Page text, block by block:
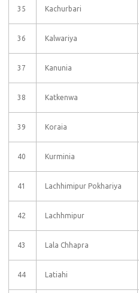
35 Kachurbari
36 Kalwariya
37 Kanunia
38 Katkenwa
39 Koraia
40 Kurminia
41 Lachhimipur Pokhariya
42 Lachhmipur
43 Lala Chhapra
44 Latiahi